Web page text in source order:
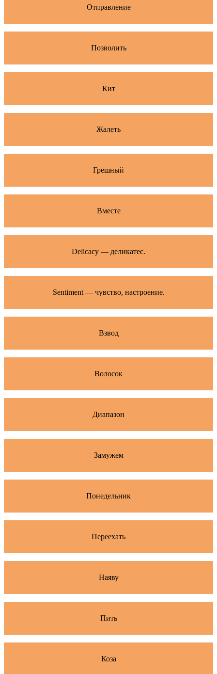
Отправление
Позволить
Кит
Жалеть
Грешный
Вместе
Delicacy — деликатес.
Sentiment — чувство, настроение.
Взвод
Волосок
Диапазон
Замужем
Понедельник
Переехать
Наяву
Пить
Коза